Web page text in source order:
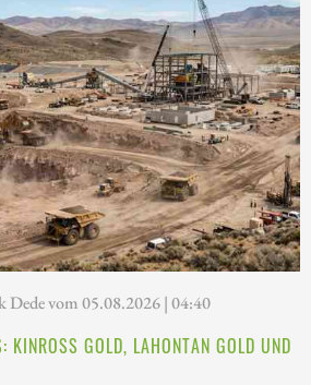
vom 05.08.2026 | 04:40
KINROSS GOLD, LAHONTAN GOLD UND